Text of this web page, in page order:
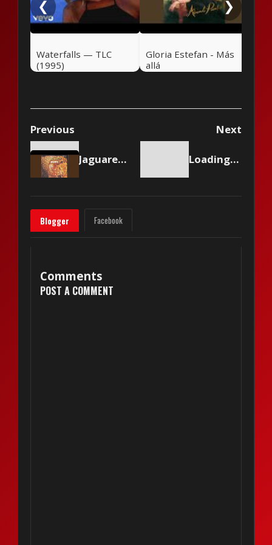
❮
Waterfalls — TLC
(1995)
Gloria Estefan - Más
allá
❯
Previous Next
Jaguares - Detrás de los cerros Loading content...
Blogger Facebook
Comments
POST A COMMENT